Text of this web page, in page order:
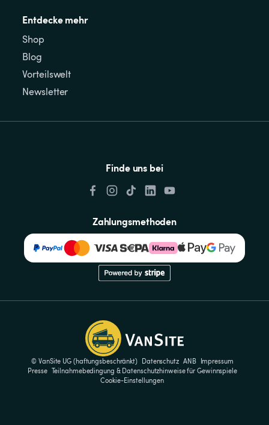
Entdecke mehr
Shop
Blog
Vorteilswelt
Newsletter
Finde uns bei
Zahlungsmethoden
© VanSite UG (haftungsbeschränkt) Datenschutz ANB
Impressum
Presse Teilnahmebedingung & Datenschutzhinweise für Gewinnspiele
Cookie-Einstellungen